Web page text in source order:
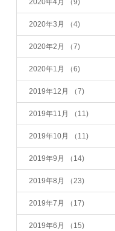
2020年4月 （9)
2020年3月 （4)
2020年2月 （7)
2020年1月 （6)
2019年12月 （7)
2019年11月 （11)
2019年10月 （11)
2019年9月 （14)
2019年8月 （23)
2019年7月 （17)
2019年6月 （15)